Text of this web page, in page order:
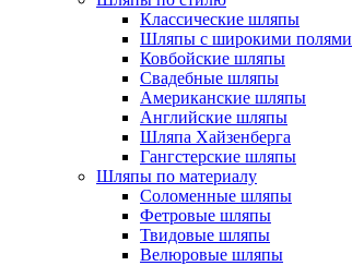
Классические шляпы
Шляпы с широкими полями
Ковбойские шляпы
Свадебные шляпы
Американские шляпы
Английские шляпы
Шляпа Хайзенберга
Гангстерские шляпы
Шляпы по материалу
Соломенные шляпы
Фетровые шляпы
Твидовые шляпы
Велюровые шляпы